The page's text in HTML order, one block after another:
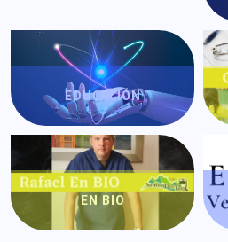
EDUCACIÓN
EN BIO